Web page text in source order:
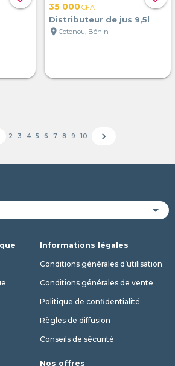
35 000CFA
Distributeur de jus 9,5l
location_on Cotonou, Bénin
2 3 4 5 6 7 8 9 10 chevron_right
Informations légales
Conditions générales d’utilisation
Conditions générales de vente
Politique de confidentialité
Règles de diffusion
Conseils de sécurité
Nos offres